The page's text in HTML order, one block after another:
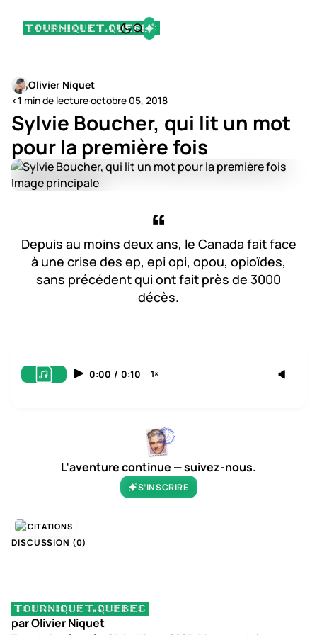
Olivier Niquet
<1 min de lecture·octobre 05, 2018
Sylvie Boucher, qui lit un mot
pour la première fois
Depuis au moins deux ans, le Canada fait face
à une crise des ep, epi opi, opou, opioïdes,
sans précédent qui ont fait près de 3000
décès.
0:00 / 0:10 1×
L’aventure continue — suivez-nous.
S’INSCRIRE
CITATIONS
DISCUSSION (0)
par Olivier Niquet